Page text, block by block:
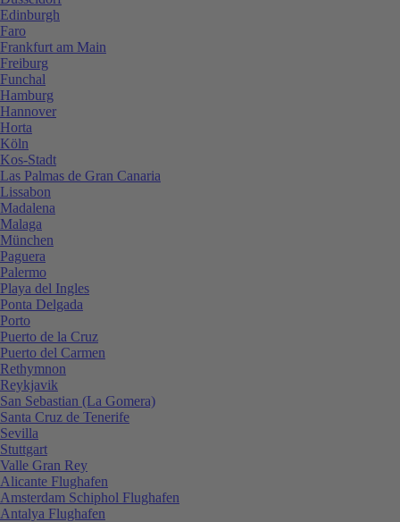
Edinburgh
Faro
Frankfurt am Main
Freiburg
Funchal
Hamburg
Hannover
Horta
Köln
Kos-Stadt
Las Palmas de Gran Canaria
Lissabon
Madalena
Malaga
München
Paguera
Palermo
Playa del Ingles
Ponta Delgada
Porto
Puerto de la Cruz
Puerto del Carmen
Rethymnon
Reykjavik
San Sebastian (La Gomera)
Santa Cruz de Tenerife
Sevilla
Stuttgart
Valle Gran Rey
Alicante Flughafen
Amsterdam Schiphol Flughafen
Antalya Flughafen